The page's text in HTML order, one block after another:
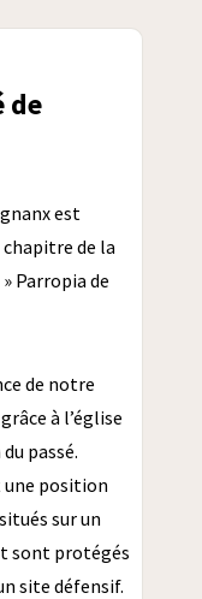
de
est
chapitre de la
Parropia de
de notre
à l’église
passé.
une position
sur un
sont protégés
site défensif.